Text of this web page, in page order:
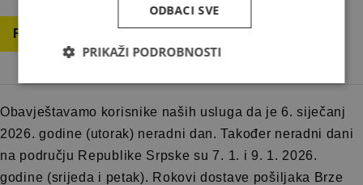
Read more
Obavještavamo korisnike naših usluga da je 6. siječanj
2026. godine (utorak) neradni dan. Također neradni dani
na području Republike Srpske su 7. 1. i 9. 1. 2026.
godine (srijeda i petak). Rokovi dostave pošiljaka Brze
ODBACI SVE
PRIKAŽI PODROBNOSTI